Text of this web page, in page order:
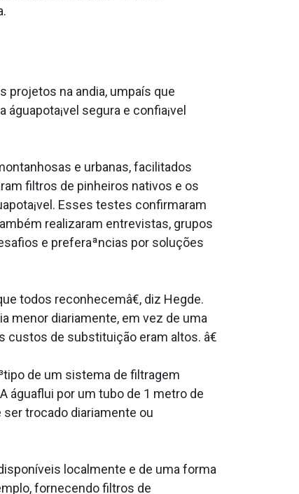
na andia, umpaís que
segura e confia¡vel
e urbanas, facilitados
filtros de pinheiros nativos e os
Esses testes confirmaram
realizaram entrevistas, grupos
e preferaªncias por soluções
todos reconhecemâ€, diz Hegde.
menor diariamente, em vez de uma
de substituição eram altos. â€
de um sistema de filtragem
águaflui por um tubo de 1 metro de
ser trocado diariamente ou
localmente e de uma forma
fornecendo filtros de